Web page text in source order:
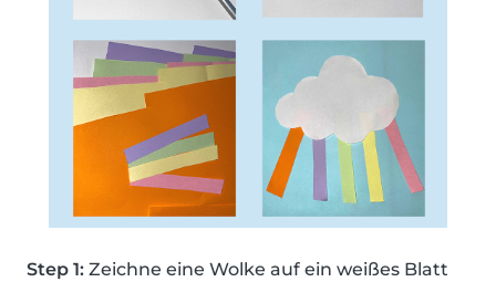
Step 1: Zeichne eine Wolke auf ein weißes Blatt